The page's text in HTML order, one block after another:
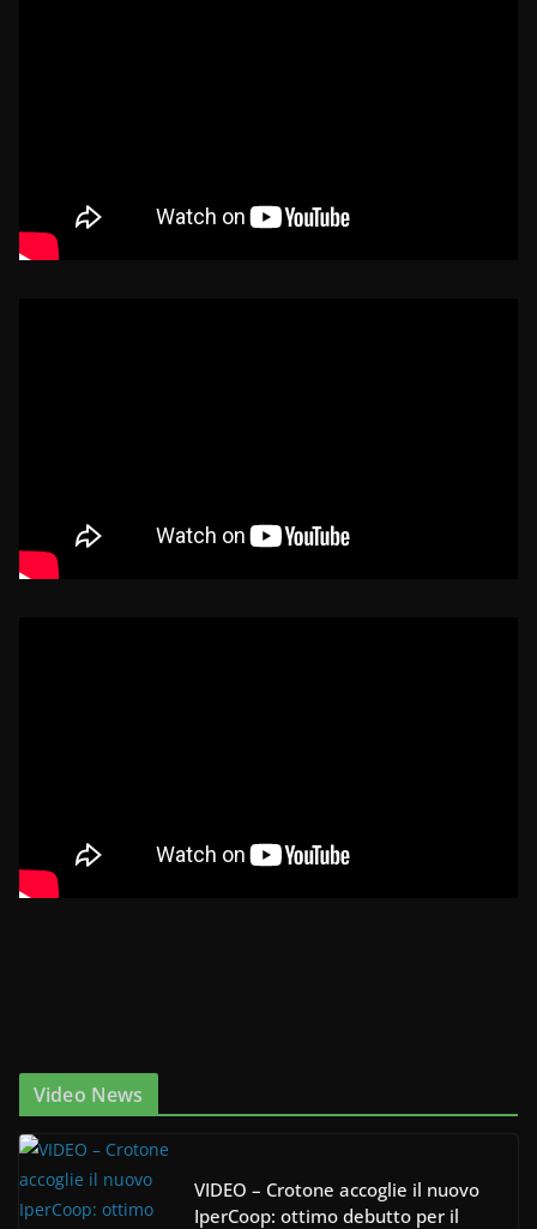
Video News
VIDEO – Crotone accoglie il nuovo
IperCoop: ottimo debutto per il